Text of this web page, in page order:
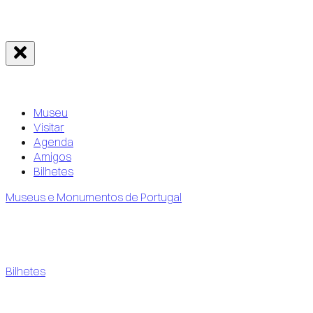
Museu
Visitar
Agenda
Amigos
Bilhetes
Museus e Monumentos de Portugal
Bilhetes